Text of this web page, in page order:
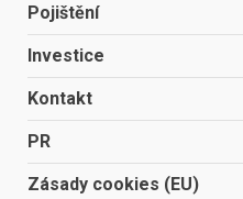
Pojištění
Investice
Kontakt
PR
Zásady cookies (EU)